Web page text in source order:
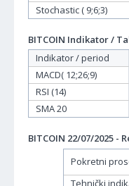
Stochastic ( 9;6;3)
BITCOIN Indikator /
Indikator / period
MACD( 12;26;9)
RSI (14)
SMA 20
BITCOIN 22/07/2025 -
Pokretni
Tehnički